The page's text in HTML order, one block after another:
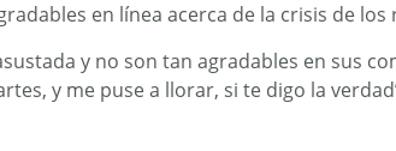
en línea acerca de la crisis de los
y no son tan agradables en sus
y me puse a llorar, si te digo la